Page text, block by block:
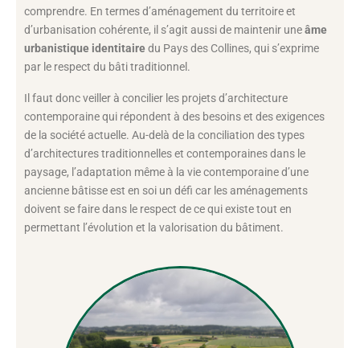
comprendre. En termes d’aménagement du territoire et
d’urbanisation cohérente, il s’agit aussi de maintenir uneâme
urbanistique identitairedu Pays des Collines, qui s’exprime
par le respect du bâti traditionnel.
Il faut donc veiller à concilier les projets d’architecture
contemporaine qui répondent à des besoins et des exigences
de la société actuelle. Au-delà de la conciliation des types
d’architectures traditionnelles et contemporaines dans le
paysage, l’adaptation même à la vie contemporaine d’une
ancienne bâtisse est en soi un défi car les aménagements
doivent se faire dans le respect de ce qui existe tout en
permettant l’évolution et la valorisation du bâtiment.